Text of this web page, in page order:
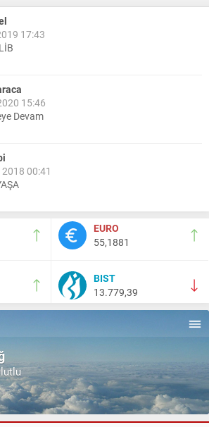
17:43
15:46
Devam
2018 00:41
21:36
MAÇA !!!!
19:54
İL EMNİYET MÜDÜRÜMÜZE HAYIRLI OLSUN
EURO
55,1881
BIST
13.779,39